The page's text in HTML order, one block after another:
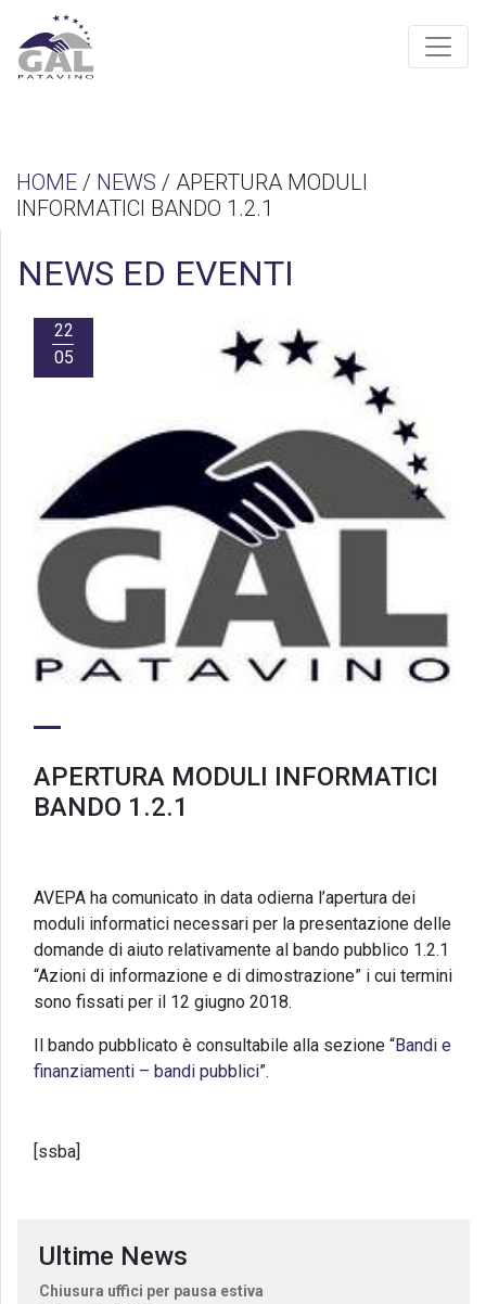
HOME / NEWS / APERTURA MODULI
INFORMATICI BANDO 1.2.1
NEWS ED EVENTI
22
05
APERTURA MODULI INFORMATICI
BANDO 1.2.1
AVEPA ha comunicato in data odierna l’apertura dei
moduli informatici necessari per la presentazione delle
domande di aiuto relativamente al bando pubblico 1.2.1
“Azioni di informazione e di dimostrazione” i cui termini
sono fissati per il 12 giugno 2018.
Il bando pubblicato è consultabile alla sezione “Bandi e
finanziamenti – bandi pubblici”.
[ssba]
Ultime News
Chiusura uffici per pausa estiva